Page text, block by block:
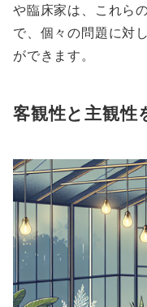
や臨床家は、これら
で、個々の問題に対
ができます。
客観性と主観性